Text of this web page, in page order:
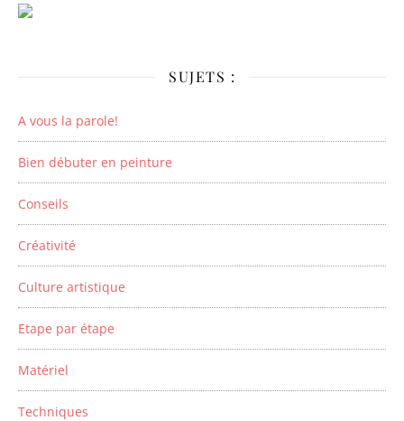
SUJETS :
A vous la parole!
Bien débuter en peinture
Conseils
Créativité
Culture artistique
Etape par étape
Matériel
Techniques